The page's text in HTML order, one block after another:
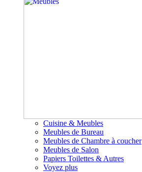
Cuisine & Meubles
Meubles de Bureau
Meubles de Chambre à coucher
Meubles de Salon
Papiers Toilettes & Autres
Voyez plus